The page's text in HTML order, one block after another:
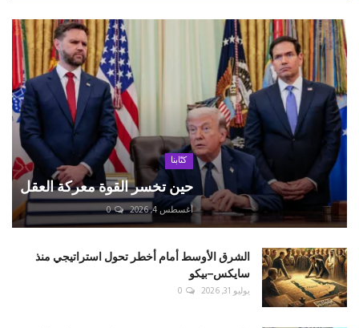
كتّابنا
حين تخسر القوة معركة العقل
أغسطس 4, 2026 0
الشرق الأوسط أمام أخطر تحول استراتيجي منذ
سايكس–بيكو
يوليو 31, 2026 0